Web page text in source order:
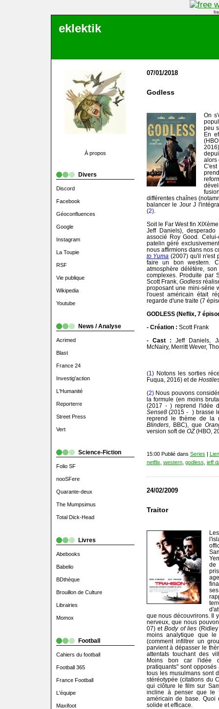
eklektik
À propos
Divers
Discord
Facebook
Géoconfluences
Google
Instagram
La Toupie
RSF
Vie publique
Wikipedia
Youtube
News / Analyse
Acrimed
Blast
France 24
Investig'action
L'Humanité
Reporterre
Street Press
Vert
Science-Fiction
Folio SF
nooSFere
Quarante-deux
The Mumpsimus
Total Dick-Head
Livres
Abebooks
Babelio
BDthèque
Brouillon de Culture
Librairies
Momox
Football
Cahiers du football
Football 365
France Football
L'équipe
Maxifoot
07/01/2018
Godless
On
peu
En
alors
différentes chaînes
balancer le Jour J
(2).
Soit le Far West fin
Jeff Daniels),
associé Roy Good.
patelin géré
nous affirmions dans nos
to Yuma (2007) qu'il n'est
faire un bon western.
atmosphère délétère,
complexes. Produite par
Scott Frank, Godless
proposant une mini-série
l'ouest américain était
regarde d'une traite (7
GODLESS (Neflix, 7
- Création : Scott Frank
- Cast :Jeff Daniels,
McNairy, Merritt Wever,
(1)Notons les sorties
Fuqua, 2016) et de
(2)Nous pouvons
la formule (en moins
(2017 - ) reprend l'idée
Sense8(2015 - ) brasse
reprend le thème de la
Blinders, BBC), que
version soft de OZ(HBO,
15:00 Publié dans Series |
netflix western, godless jeff
24/02/2009
Traitor
de
que nous découvrirons. Il
nerveux, que nous
07) etBody of lies
moins analytique que
(comment infiltrer un
parvient à dépasser le
attentats touchant des
Moins bon car l'idée
pratiquants" sont
tous les musulmans sont
stéréotypée (citations du
qui clôture le film sur
incline à penser que le
américain de base.
solide et efficace.